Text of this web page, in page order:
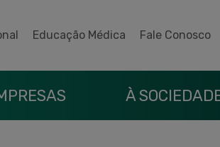
Educação Médica Fale Conosco
À